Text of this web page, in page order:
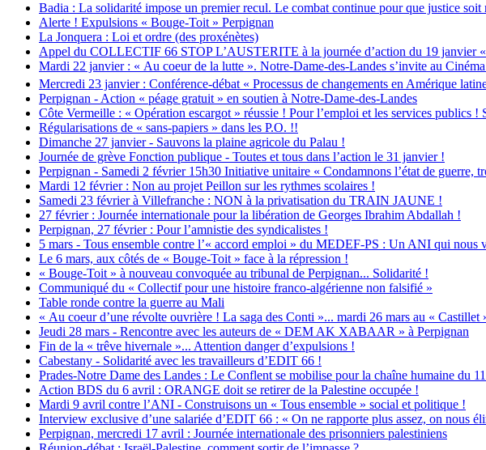
Badia : La solidarité impose un premier recul. Le combat continue pour que justice soit
Alerte ! Expulsions « Bouge-Toit » Perpignan
La Jonquera : Loi et ordre (des proxénètes)
Appel du COLLECTIF 66 STOP L’AUSTERITE à la journée d’action du 19 janvier
Mardi 22 janvier : « Au coeur de la lutte ». Notre-Dame-des-Landes s’invite au
Mercredi 23 janvier : Conférence-débat « Processus de changements en Amérique
Perpignan - Action « péage gratuit » en soutien à Notre-Dame-des-Landes
Côte Vermeille : « Opération escargot » réussie ! Pour l’emploi et les services publics !
Régularisations de « sans-papiers » dans les P.O. !!
Dimanche 27 janvier - Sauvons la plaine agricole du Palau !
Journée de grève Fonction publique - Toutes et tous dans l’action le 31 janvier !
Perpignan - Samedi 2 février 15h30 Initiative unitaire « Condamnons l’état de guerre,
Mardi 12 février : Non au projet Peillon sur les rythmes scolaires !
Samedi 23 février à Villefranche : NON à la privatisation du TRAIN JAUNE !
27 février : Journée internationale pour la libération de Georges Ibrahim Abdallah !
Perpignan, 27 février : Pour l’amnistie des syndicalistes !
5 mars - Tous ensemble contre l’« accord emploi » du MEDEF-PS : Un ANI qui nous
Le 6 mars, aux côtés de « Bouge-Toit » face à la répression !
« Bouge-Toit » à nouveau convoquée au tribunal de Perpignan... Solidarité !
Communiqué du « Collectif pour une histoire franco-algérienne non falsifié »
Table ronde contre la guerre au Mali
« Au coeur d’une révolte ouvrière ! La saga des Conti »... mardi 26 mars au « Castillet
Jeudi 28 mars - Rencontre avec les auteurs de « DEM AK XABAAR » à Perpignan
Fin de la « trêve hivernale »... Attention danger d’expulsions !
Cabestany - Solidarité avec les travailleurs d’EDIT 66 !
Prades-Notre Dame des Landes : Le Conflent se mobilise pour la chaîne humaine du
Action BDS du 6 avril : ORANGE doit se retirer de la Palestine occupée !
Mardi 9 avril contre l’ANI - Construisons un « Tous ensemble » social et politique !
Interview exclusive d’une salariée d’EDIT 66 : « On ne rapporte plus assez, on nous
Perpignan, mercredi 17 avril : Journée internationale des prisonniers palestiniens